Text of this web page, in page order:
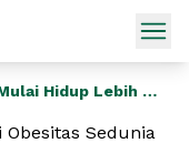
Mulai Hidup Lebih Sehat Di Hari Obesitas Sedunia Dengan Susu Greenfields Skimmed Yang 0 Lemak Dan 100 Extra Kebaikan